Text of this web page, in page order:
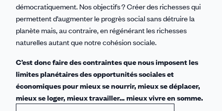
démocratiquement. Nos objectifs ? Créer des richesses qui
permettent d’augmenter le progrès social sans détruire la
planète mais, au contraire, en régénérant les richesses
naturelles autant que notre cohésion sociale.
C’est donc faire des contraintes que nous imposent les
limites planétaires des opportunités sociales et
économiques pour mieux se nourrir, mieux se déplacer,
mieux se loger, mieux travailler… mieux vivre en somme.